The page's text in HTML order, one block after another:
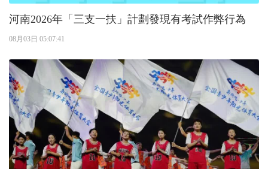
河南2026年「三支一扶」計劃發現有考試作弊行為
08月03日 05:07:41